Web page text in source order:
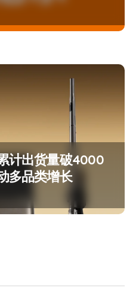
计出货量破4000
多品类增长